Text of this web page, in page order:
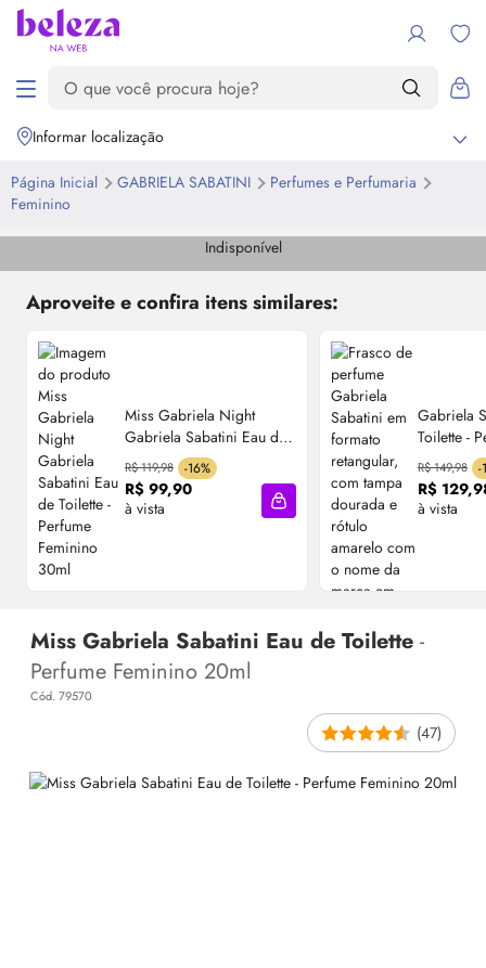
Informar localização
Página Inicial GABRIELA SABATINI
Perfumes e Perfumaria
Feminino
Indisponível
Aproveite e confira itens similares:
Miss Gabriela Night
Gabriela Sabatini Eau de
Toilette- Perfume
Feminino 30ml
R$ 119,98 -16%
R$ 99,90
à vista
Adicionar à sacola
Gabriela
Toilette -
Feminino
R$ 149,98 -
R$
à vista
Miss Gabriela Sabatini Eau de Toilette -
Perfume Feminino 20ml
Cód. 79570
(47)